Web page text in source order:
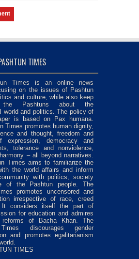
TIMES
Times is an online news
on the issues of Pashtun
and culture, while also keep
the Pashtuns about the
world and politics. The policy of
is based on Pax humana.
Times promotes human dignity,
and thought, freedom and
expression, democracy and
tolerance and nonviolence,
– all beyond narratives.
Times aims to familiarize the
the world affairs and inform
with politics, society
of the Pashtun people. The
promotes uncensored and
irrespective of race, creed
It considers itself the part of
for education and admires
of Bacha Khan. The
discourages gender
and promotes egalitarianism
TIMES